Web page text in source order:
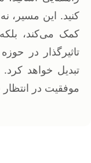
کنید. این مسیر،
کمک می‌کند،
تاثیرگذار در
تبدیل خواهد
موفقیت در